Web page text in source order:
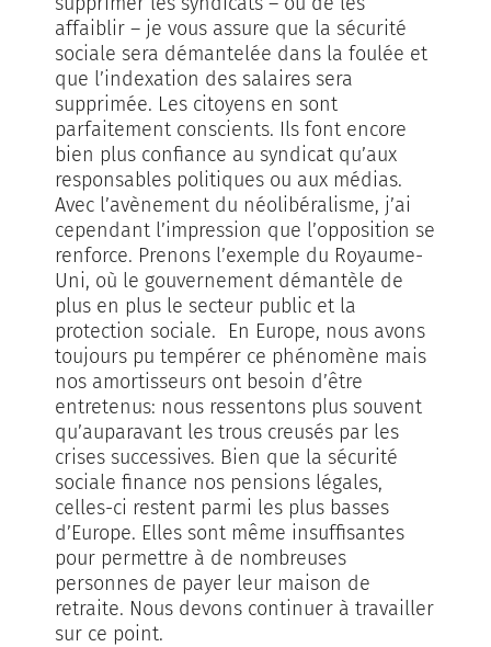
affaiblir – je vous assure que la sécurité
sociale sera démantelée dans la foulée et
que l’indexation des salaires sera
supprimée. Les citoyens en sont
parfaitement conscients. Ils font encore
bien plus confiance au syndicat qu’aux
responsables politiques ou aux médias.
Avec l’avènement du néolibéralisme, j’ai
cependant l’impression que l’opposition se
renforce. Prenons l’exemple du Royaume-
Uni, où le gouvernement démantèle de
plus en plus le secteur public et la
protection sociale. En Europe, nous avons
toujours pu tempérer ce phénomène mais
nos amortisseurs ont besoin d’être
entretenus: nous ressentons plus souvent
qu’auparavant les trous creusés par les
crises successives. Bien que la sécurité
sociale finance nos pensions légales,
celles-ci restent parmi les plus basses
d’Europe. Elles sont même insuffisantes
pour permettre à de nombreuses
personnes de payer leur maison de
retraite. Nous devons continuer à travailler
sur ce point.